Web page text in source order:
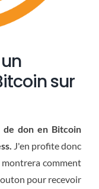
sur
de don en Bitcoin
J'en profite donc
comment
pour recevoir